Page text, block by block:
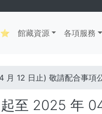
館藏資源 各項服務
12 日止) 敬請配合事項
至 2025 年